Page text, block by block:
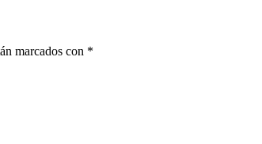
marcados con *